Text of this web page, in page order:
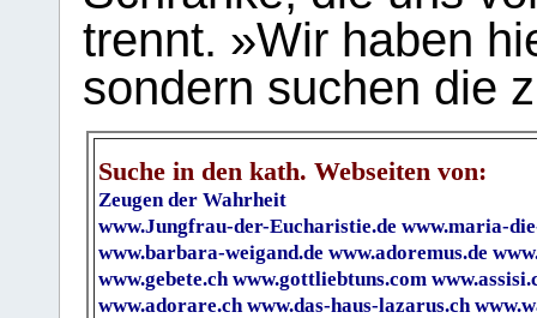
trennt. »Wir haben
sondern suchen die
Suche in den kath. Webseiten von:
Zeugen der Wahrheit
www.Jungfrau-der-Eucharistie.de www.maria-
www.barbara-weigand.de www.adoremus.de
www.gebete.ch www.gottliebtuns.com
www.adorare.ch www.das-haus-lazarus.ch